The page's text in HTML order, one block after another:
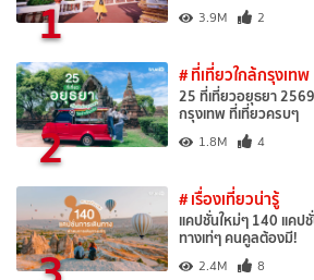
1 3.9M 2
2
# ที่เที่ยวใกล้กรุงเทพ
25 ที่เที่ยวอยุธยา
กรุงเทพ ที่เที่ยวครบๆ
1.8M 4
# เรื่องเที่ยวน่ารู้
แคปชั่นใหม่ๆ 140 แคป
ทางเท่ๆ คนคูลต้องมี!
2.4M 8